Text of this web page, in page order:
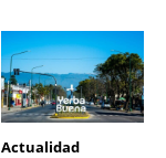
Actualidad